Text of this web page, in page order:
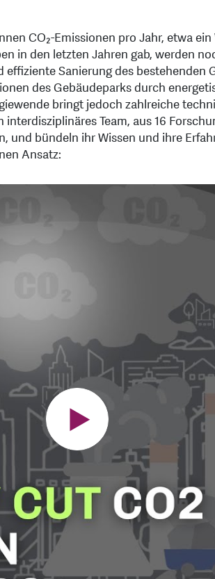
CO₂-Emissionen pro Jahr, etwa
in den letzten Jahren gab, werden
Sanierung des bestehenden
des Gebäudeparks durch
bringt jedoch zahlreiche
Team, aus 16
bündeln ihr Wissen und ihre
Ansatz: